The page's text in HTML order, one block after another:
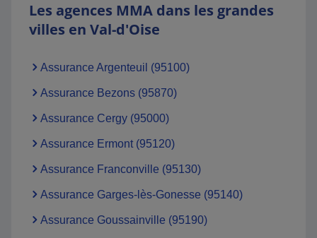
Les agences MMA dans les grandes
villes en Val-d'Oise
Assurance Argenteuil (95100)
Assurance Bezons (95870)
Assurance Cergy (95000)
Assurance Ermont (95120)
Assurance Franconville (95130)
Assurance Garges-lès-Gonesse (95140)
Assurance Goussainville (95190)